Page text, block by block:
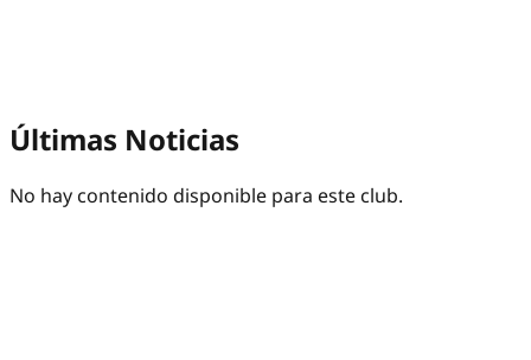
Últimas Noticias
No hay contenido disponible para este club.